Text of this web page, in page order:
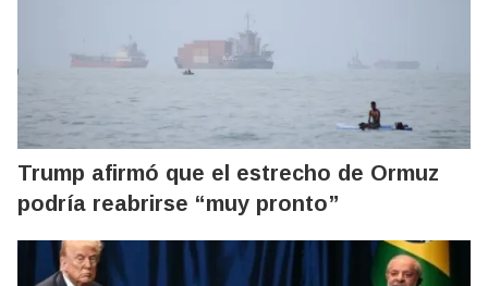
Trump afirmó que el estrecho de Ormuz
podría reabrirse “muy pronto”